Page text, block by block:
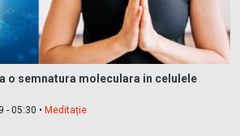
o semnatura moleculara in celulele
- 05:30 • Meditație